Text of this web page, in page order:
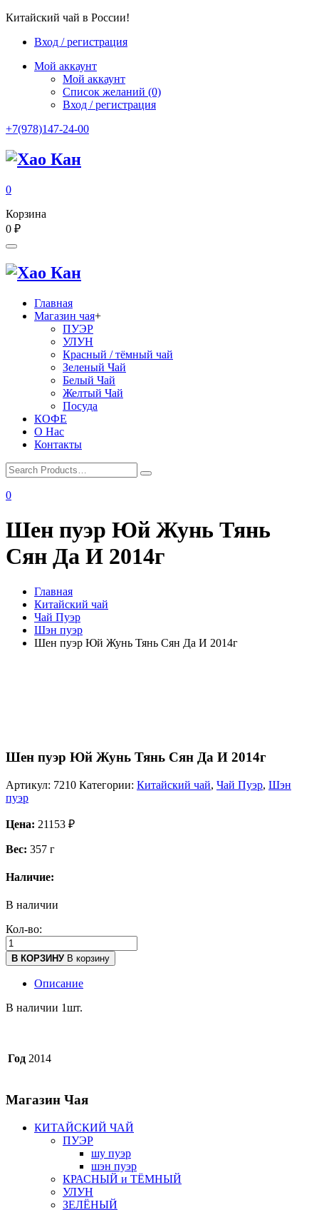
Китайский чай в России!
Вход / регистрация
Мой аккаунт
Мой аккаунт
Список желаний (0)
Вход / регистрация
+7(978)147-24-00
0
Корзина
0 ₽
Главная
Магазин чая+
ПУЭР
УЛУН
Красный / тёмный чай
Зеленый Чай
Белый Чай
Желтый Чай
Посуда
КОФЕ
О Нас
Контакты
0
Шен пуэр Юй Жунь Тянь
Сян Да И 2014г
Главная
Китайский чай
Чай Пуэр
Шэн пуэр
Шен пуэр Юй Жунь Тянь Сян Да И 2014г
Шен пуэр Юй Жунь Тянь Сян Да И 2014г
Артикул: 7210 Категории: Китайский чай, Чай Пуэр, Шэн
пуэр
Цена: 21153 ₽
Вес: 357 г
Наличие:
В наличии
Кол-во:
В КОРЗИНУ В корзину
Описание
В наличии 1шт.
Год 2014
Магазин Чая
КИТАЙСКИЙ ЧАЙ
ПУЭР
шу пуэр
шэн пуэр
КРАСНЫЙ и ТЁМНЫЙ
УЛУН
ЗЕЛЁНЫЙ